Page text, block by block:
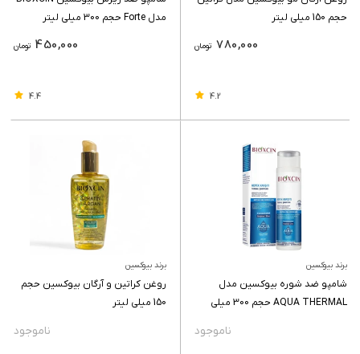
حجم 150 میلی لیتر
تومان 780,000
4.2
مدل Forte حجم 300 میلی لیتر
تومان 450,000
4.4
برند بیوکسین
شامپو ضد شوره بیوکسین مدل
AQUA THERMAL حجم 300 میلی
برند بیوکسین
روغن کراتین و آرگان بیوکسین حجم
150 میلی لیتر